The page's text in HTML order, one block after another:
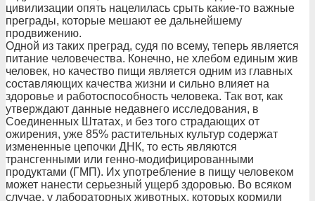
цивилизации опять нацелилась срыть какие-то важные
преграды, которые мешают ее дальнейшему
продвижению.
Одной из таких преград, судя по всему, теперь является
питание человечества. Конечно, не хлебом единым жив
человек, но качество пищи является одним из главных
составляющих качества жизни и сильно влияет на
здоровье и работоспособность человека. Так вот, как
утверждают данные недавнего исследования, в
Соединенных Штатах, и без того страдающих от
ожирения, уже 85% растительных культур содержат
измененные цепочки ДНК, то есть являются
трансгенными или генно-модифицированными
продуктами (ГМП). Их употребление в пищу человеком
может нанести серьезный ущерб здоровью. Во всяком
случае, у лабораторных животных, которых кормили